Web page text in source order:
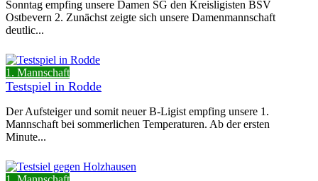
Sonntag empfing unsere Damen SG den Kreisligisten BSV
Ostbevern 2. Zunächst zeigte sich unsere Damenmannschaft
deutlic...
1. Mannschaft
Testspiel in Rodde
Der Aufsteiger und somit neuer B-Ligist empfing unsere 1.
Mannschaft bei sommerlichen Temperaturen. Ab der ersten
Minute...